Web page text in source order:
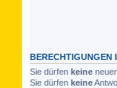
BERECHTIGUNGEN
Sie dürfen keine
Sie dürfen keine